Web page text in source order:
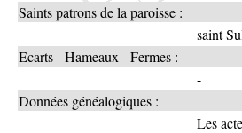
Saints patrons de la paroisse :
saint
Ecarts - Hameaux - Fermes :
-
Données généalogiques :
Les